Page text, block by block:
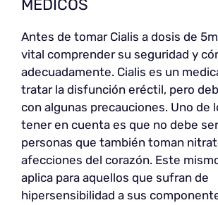
MÉDICOS
Antes de tomar Cialis a dosis de
vital comprender su seguridad y
adecuadamente. Cialis es un
tratar la disfunción eréctil, pero
con algunas precauciones. Uno de
tener en cuenta es que no debe
personas que también toman
afecciones del corazón. Este
aplica para aquellos que sufran de
hipersensibilidad a sus